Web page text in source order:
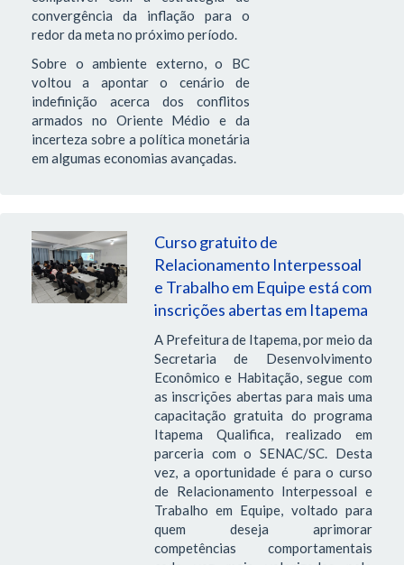
convergência da inflação para o
redor da meta no próximo período.
Sobre o ambiente externo, o BC
voltou a apontar o cenário de
indefinição acerca dos conflitos
armados no Oriente Médio e da
incerteza sobre a política monetária
em algumas economias avançadas.
Curso gratuito de
Relacionamento Interpessoal
e Trabalho em Equipe está com
inscrições abertas em Itapema
A Prefeitura de Itapema, por meio da
Secretaria de Desenvolvimento
Econômico e Habitação, segue com
as inscrições abertas para mais uma
capacitação gratuita do programa
Itapema Qualifica, realizado em
parceria com o SENAC/SC. Desta
vez, a oportunidade é para o curso
de Relacionamento Interpessoal e
Trabalho em Equipe, voltado para
quem deseja aprimorar
competências comportamentais